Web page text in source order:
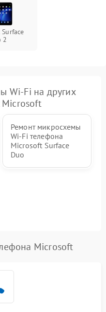
2
Wi-Fi на других
Microsoft
Ремонт микросхемы
Wi-Fi телефона
Microsoft Surface
Duo
Microsoft